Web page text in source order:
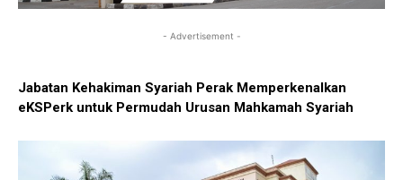
- Advertisement -
Jabatan Kehakiman Syariah Perak Memperkenalkan
eKSPerk untuk Permudah Urusan Mahkamah Syariah